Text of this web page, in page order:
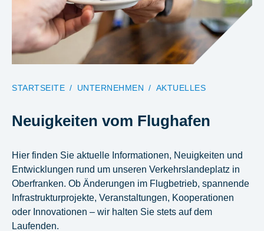
STARTSEITE
UNTERNEHMEN AKTUELLES
Neuigkeiten vom Flughafen
Hier finden Sie aktuelle Informationen, Neuigkeiten und
Entwicklungen rund um unseren Verkehrslandeplatz in
Oberfranken. Ob Änderungen im Flugbetrieb, spannende
Infrastrukturprojekte, Veranstaltungen, Kooperationen
oder Innovationen – wir halten Sie stets auf dem
Laufenden.